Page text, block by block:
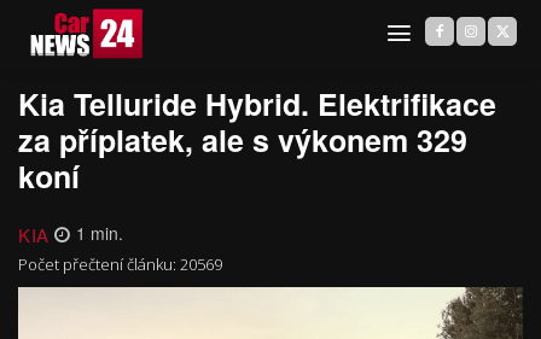
Kia Telluride Hybrid. Elektrifikace
za příplatek, ale s výkonem 329
koní
KIA 1 min.
Počet přečtení článku: 20569